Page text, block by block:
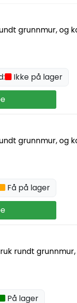
grunnmur, og
Ikke på lager
grunnmur, og
Få på lager
rundt
På lager